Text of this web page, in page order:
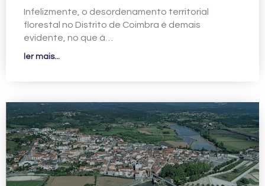
Infelizmente, o desordenamento territorial
florestal no Distrito de Coimbra é demais
evidente, no que à…
ler mais...